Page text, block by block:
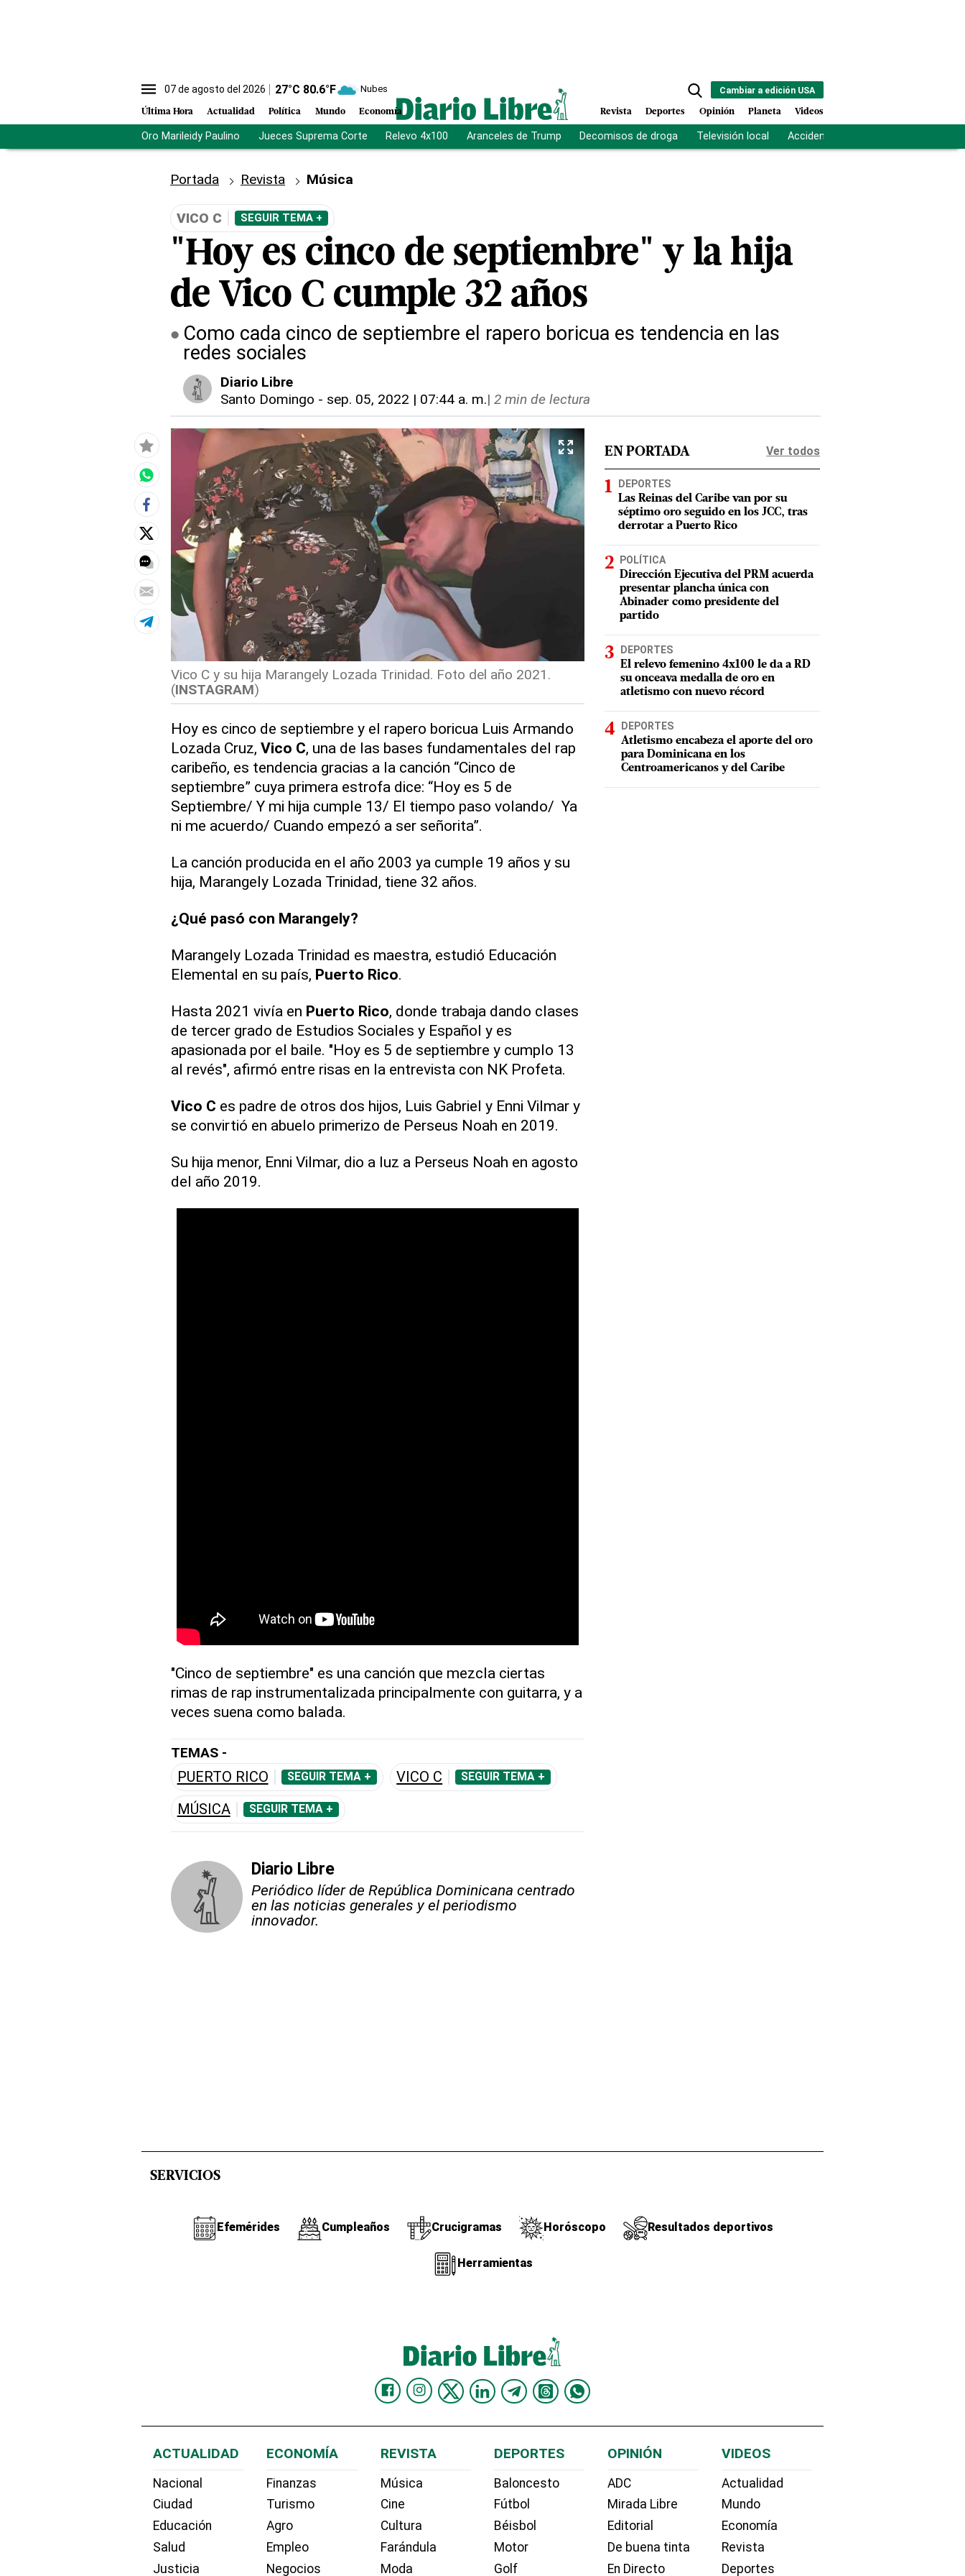
07 de agosto del 2026 27°C 80.6°F Nubes
Última Hora Actualidad Política Mundo Economía
Cambiar a edición USA
Revista Deportes Opinión Planeta Videos
Oro Marileidy Paulino Jueces Suprema Corte Relevo 4x100 Aranceles de Trump Decomisos de droga Televisión local Accidente Los Ríos
Portada Revista Música
VICO C SEGUIR TEMA +
"Hoy es cinco de septiembre" y la hija
de Vico C cumple 32 años
Como cada cinco de septiembre el rapero boricua es tendencia en las
redes sociales
Diario Libre
Santo Domingo - sep. 05, 2022 | 07:44 a. m.| 2 min de lectura
Vico C y su hija Marangely Lozada Trinidad. Foto del año 2021.
(INSTAGRAM)
Hoy es cinco de septiembre y el rapero boricua Luis Armando
Lozada Cruz, Vico C, una de las bases fundamentales del rap
caribeño, es tendencia gracias a la canción “Cinco de
septiembre” cuya primera estrofa dice: “Hoy es 5 de
Septiembre/ Y mi hija cumple 13/ El tiempo paso volando/ Ya
ni me acuerdo/ Cuando empezó a ser señorita”.
La canción producida en el año 2003 ya cumple 19 años y su
hija, Marangely Lozada Trinidad, tiene 32 años.
¿Qué pasó con Marangely?
Marangely Lozada Trinidad es maestra, estudió Educación
Elemental en su país, Puerto Rico.
Hasta 2021 vivía en Puerto Rico, donde trabaja dando clases
de tercer grado de Estudios Sociales y Español y es
apasionada por el baile. "Hoy es 5 de septiembre y cumplo 13
al revés", afirmó entre risas en la entrevista con NK Profeta.
Vico C es padre de otros dos hijos, Luis Gabriel y Enni Vilmar y
se convirtió en abuelo primerizo de Perseus Noah en 2019.
Su hija menor, Enni Vilmar, dio a luz a Perseus Noah en agosto
del año 2019.
"Cinco de septiembre" es una canción que mezcla ciertas
rimas de rap instrumentalizada principalmente con guitarra, y a
veces suena como balada.
TEMAS -
PUERTO RICO SEGUIR TEMA + VICO C SEGUIR TEMA +
MÚSICA SEGUIR TEMA +
Diario Libre
Periódico líder de República Dominicana centrado
en las noticias generales y el periodismo
innovador.
EN PORTADA Ver todos
DEPORTES
Las Reinas del Caribe van por su
séptimo oro seguido en los JCC, tras
derrotar a Puerto Rico
POLÍTICA
Dirección Ejecutiva del PRM acuerda
presentar plancha única con
Abinader como presidente del
partido
DEPORTES
El relevo femenino 4x100 le da a RD
su onceava medalla de oro en
atletismo con nuevo récord
DEPORTES
Atletismo encabeza el aporte del oro
para Dominicana en los
Centroamericanos y del Caribe
SERVICIOS
Efemérides Cumpleaños Crucigramas Horóscopo Resultados deportivos
Herramientas
ACTUALIDAD
Nacional
Ciudad
Educación
Salud
Justicia
ECONOMÍA
Finanzas
Turismo
Agro
Empleo
Negocios
REVISTA
Música
Cine
Cultura
Farándula
Moda
DEPORTES
Baloncesto
Fútbol
Béisbol
Motor
Golf
OPINIÓN
ADC
Mirada Libre
Editorial
De buena tinta
En Directo
VIDEOS
Actualidad
Mundo
Economía
Revista
Deportes